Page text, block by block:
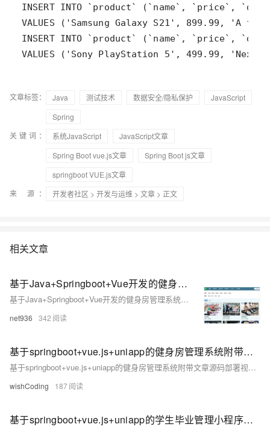
VALUES ('Sony PlayStation 5', 499.99, 'Next-
文章标签： Java 测试技术 数据安全/隐私保护
JavaScript
Spring
关键词：
系统JavaScript
JavaScript文章
Spring Boot vue.js文章
Spring Boot js文章
springboot VUE.js文章
来 源：
开发者社区 > 开发与运维 > 文章 > 正文
相关文章
基于Java+Springboot+Vue开发的健身房管理系统
基于Java+Springboot+Vue开发的健身房管理系统（前后端分离），这是一项为大学生课程设计作业而开发的项目。该系统旨在帮助大学生学习并掌握Java编程技能，同时锻炼他们的项目设计与开发能力。通过学习基于Java的健身房管理系统项目，大学生可以在实践中学习和提升自己的能力，为以后的职业发展打下坚实基础。
net936 342
基于springboot+vue.js+uniapp的健身房管理系统附带文章源码部署视频讲解等
基于springboot+vue.js+uniapp的健身房管理系统附带文章源码部署视频讲解等
wishCoding 187
基于springboot+vue.js+uniapp的学生毕业管理小程序附带文章源码部署视频讲解等